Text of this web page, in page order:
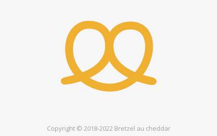
Copyright © 2018-2022 Bretzel au cheddar